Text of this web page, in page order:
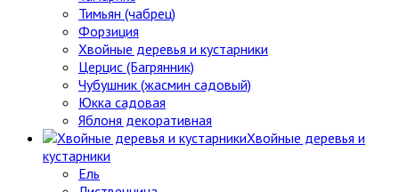
Тимьян (чабрец)
Форзиция
Хвойные деревья и кустарники
Церцис (Багрянник)
Чубушник (жасмин садовый)
Юкка садовая
Яблоня декоративная
Хвойные деревья и
кустарники
Ель